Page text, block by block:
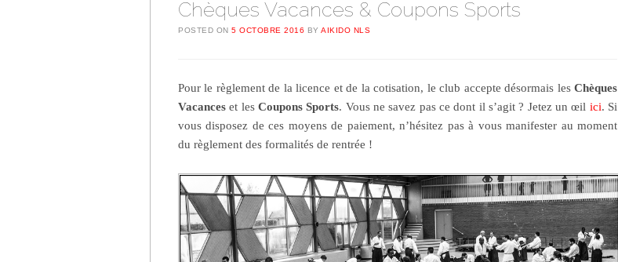
Chèques Vacances & Coupons Sports
POSTED ON 5 OCTOBRE 2016 BY AIKIDO NLS
Pour le règlement de la licence et de la cotisation, le club accepte désormais les Chèques
Vacances et les Coupons Sports. Vous ne savez pas ce dont il s’agit ? Jetez un œil ici. Si
vous disposez de ces moyens de paiement, n’hésitez pas à vous manifester au moment
du règlement des formalités de rentrée !